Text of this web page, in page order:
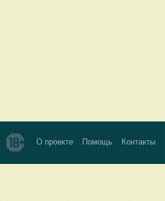
О проекте Помощь Контакты